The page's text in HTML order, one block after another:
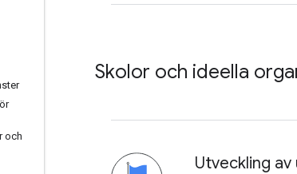
och
Skolor och ideella
Utveckling